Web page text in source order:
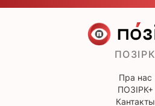
ПОЗІРК
Пра нас
ПОЗІРК+
Кантакты